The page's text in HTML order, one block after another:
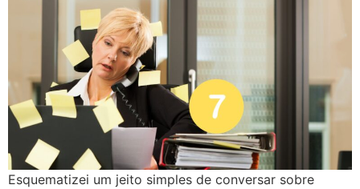
Esquematizei um jeito simples de conversar sobre